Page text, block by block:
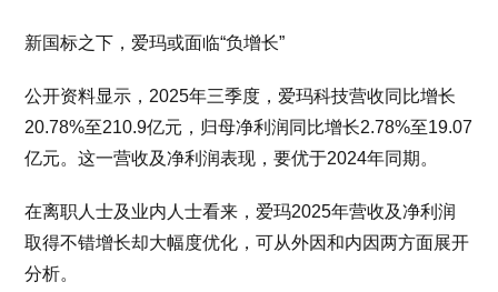
新国标之下，爱玛或面临“负增长”
公开资料显示，2025年三季度，爱玛科技营收同比增长
20.78%至210.9亿元，归母净利润同比增长2.78%至19.07
亿元。这一营收及净利润表现，要优于2024年同期。
在离职人士及业内人士看来，爱玛2025年营收及净利润
取得不错增长却大幅度优化，可从外因和内因两方面展开
分析。